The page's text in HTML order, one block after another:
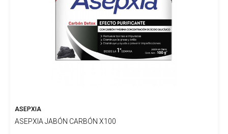
ASEPXIA
ASEPXIA JABÓN CARBÓN X100